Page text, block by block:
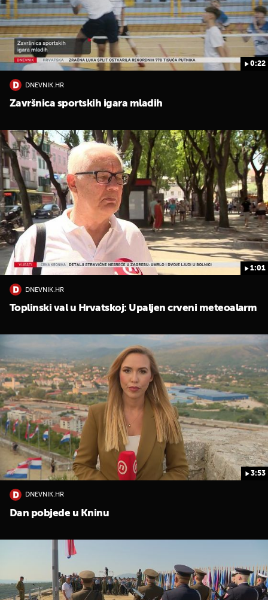
0:22
DNEVNIK.HR
Završnica sportskih igara mladih
1:01
DNEVNIK.HR
Toplinski val u Hrvatskoj: Upaljen crveni meteoalarm
3:53
DNEVNIK.HR
Dan pobjede u Kninu